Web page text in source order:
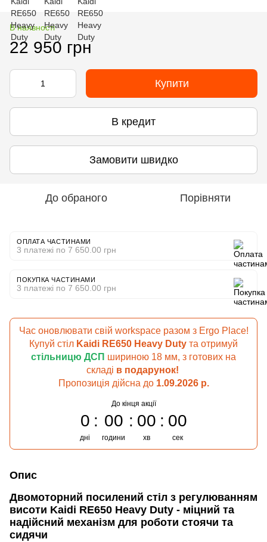
В наявності
22 950 грн
Купити
В кредит
Замовити швидко
До обраного Порівняти
ОПЛАТА ЧАСТИНАМИ
3 платежі по 7 650.00 грн
ПОКУПКА ЧАСТИНАМИ
3 платежі по 7 650.00 грн
Час оновлювати свій workspace разом з Ergo Place!
Купуй стіл Kaidi RE650 Heavy Duty та отримуй
стільницю ДСП шириною 18 мм, з готових на
складі в подарунок!
Пропозиція дійсна до 1.09.2026 р.
До кінця акції
0
дні
00
години
00
хв
00
сек
Опис
Двомоторний посилений стіл з регулюванням
висоти Kaidi RE650 Heavy Duty - міцний та
надійсний механізм для роботи стоячи та
сидячи